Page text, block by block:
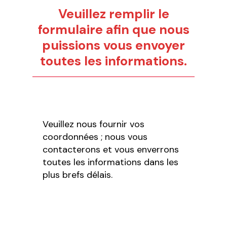
Veuillez remplir le
formulaire afin que nous
puissions vous envoyer
toutes les informations.
Veuillez nous fournir vos
coordonnées ; nous vous
contacterons et vous enverrons
toutes les informations dans les
plus brefs délais.